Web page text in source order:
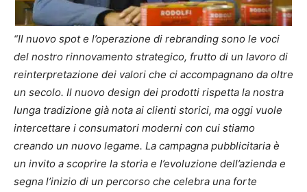
“Il nuovo spot e l’operazione di rebranding sono le voci
del nostro rinnovamento strategico, frutto di un lavoro di
reinterpretazione dei valori che ci accompagnano da oltre
un secolo. Il nuovo design dei prodotti rispetta la nostra
lunga tradizione già nota ai clienti storici, ma oggi vuole
intercettare i consumatori moderni con cui stiamo
creando un nuovo legame. La campagna pubblicitaria è
un invito a scoprire la storia e l’evoluzione dell’azienda e
segna l’inizio di un percorso che celebra una forte